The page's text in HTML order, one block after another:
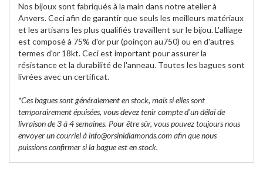
Nos bijoux sont fabriqués à la main dans notre atelier à
Anvers. Ceci afin de garantir que seuls les meilleurs matériaux
et les artisans les plus qualifiés travaillent sur le bijou. L'alliage
est composé à 75% d'or pur (poinçon au750) ou en d'autres
termes d'or 18kt. Ceci est important pour assurer la
résistance et la durabilité de l'anneau. Toutes les bagues sont
livrées avec un certificat.
*Ces bagues sont généralement en stock, mais si elles sont
temporairement épuisées, vous devez tenir compte d'un délai de
livraison de 3 à 4 semaines. Pour être sûr, vous pouvez toujours nous
envoyer un courriel à info@orsinidiamonds.com afin que nous
puissions confirmer si la bague est en stock.